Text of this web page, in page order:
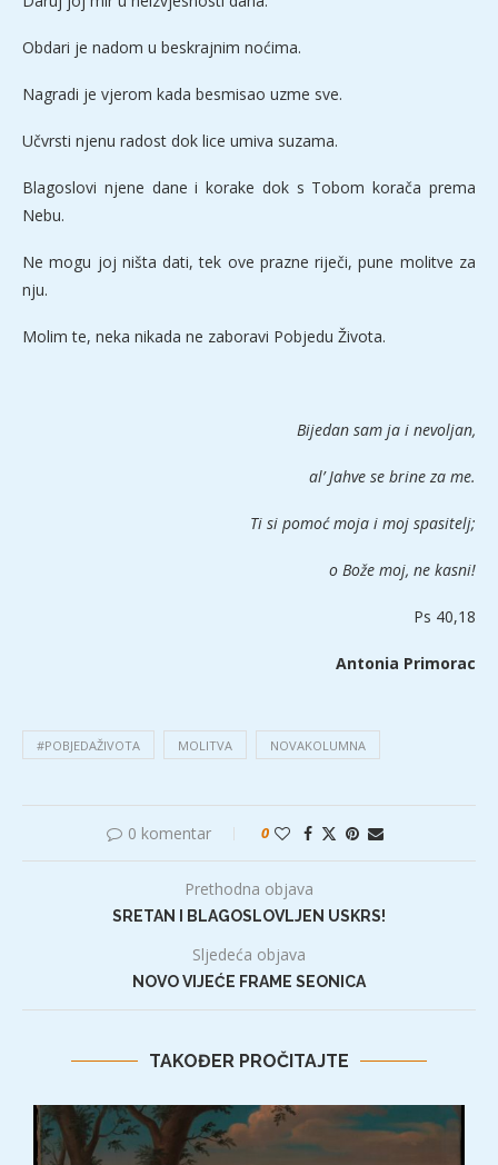
Obdari je nadom u beskrajnim noćima.
Nagradi je vjerom kada besmisao uzme sve.
Učvrsti njenu radost dok lice umiva suzama.
Blagoslovi njene dane i korake dok s Tobom korača prema
Nebu.
Ne mogu joj ništa dati, tek ove prazne riječi, pune molitve za
nju.
Molim te, neka nikada ne zaboravi Pobjedu Života.
Bijedan sam ja i nevoljan,
al’ Jahve se brine za me.
Ti si pomoć moja i moj spasitelj;
o Bože moj, ne kasni!
Ps 40,18
Antonia Primorac
#POBJEDAŽIVOTA MOLITVA NOVAKOLUMNA
0 komentar 0
Prethodna objava
SRETAN I BLAGOSLOVLJEN USKRS!
Sljedeća objava
NOVO VIJEĆE FRAME SEONICA
TAKOĐER PROČITAJTE